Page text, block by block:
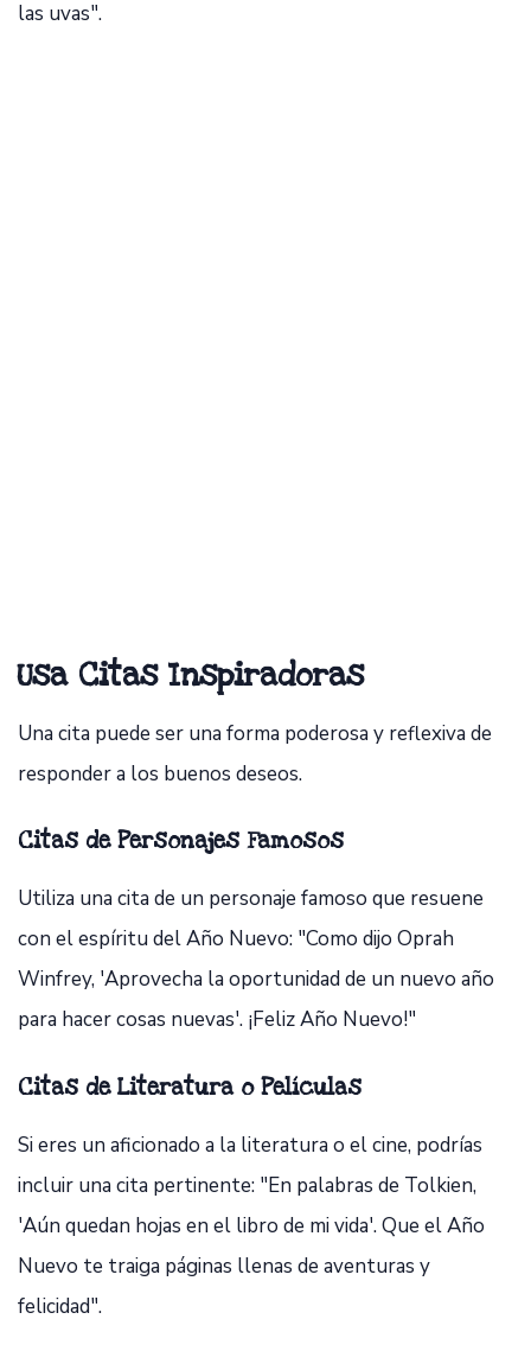
las uvas".
Usa Citas Inspiradoras
Una cita puede ser una forma poderosa y reflexiva de
responder a los buenos deseos.
Citas de Personajes Famosos
Utiliza una cita de un personaje famoso que resuene
con el espíritu del Año Nuevo: "Como dijo Oprah
Winfrey, 'Aprovecha la oportunidad de un nuevo año
para hacer cosas nuevas'. ¡Feliz Año Nuevo!"
Citas de Literatura o Películas
Si eres un aficionado a la literatura o el cine, podrías
incluir una cita pertinente: "En palabras de Tolkien,
'Aún quedan hojas en el libro de mi vida'. Que el Año
Nuevo te traiga páginas llenas de aventuras y
felicidad".